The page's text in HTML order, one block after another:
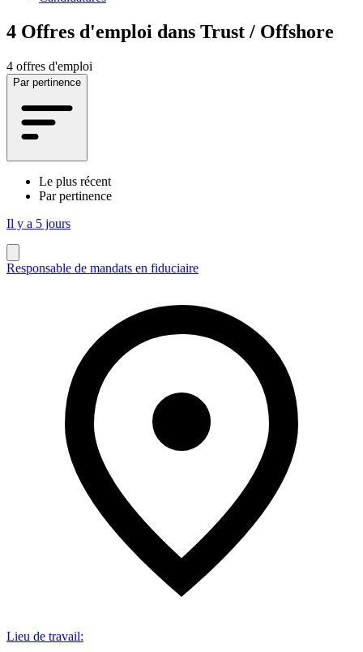
4 Offres d'emploi dans Trust / Offshore
4 offres d'emploi
Par pertinence
Le plus récent
Par pertinence
Il y a 5 jours
Responsable de mandats en fiduciaire
Lieu de travail: